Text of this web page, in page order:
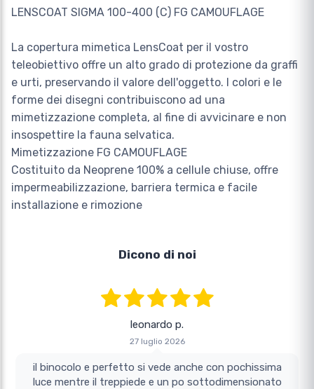
LENSCOAT SIGMA 100-400 (C) FG CAMOUFLAGE
La copertura mimetica LensCoat per il vostro
teleobiettivo offre un alto grado di protezione da graffi
e urti, preservando il valore dell'oggetto. I colori e le
forme dei disegni contribuiscono ad una
mimetizzazione completa, al fine di avvicinare e non
insospettire la fauna selvatica.
Mimetizzazione FG CAMOUFLAGE
Costituito da Neoprene 100% a cellule chiuse, offre
impermeabilizzazione, barriera termica e facile
installazione e rimozione
Dicono di noi
leonardo p.
27 luglio 2026
il binocolo e perfetto si vede anche con pochissima
luce mentre il treppiede e un po sottodimensionato